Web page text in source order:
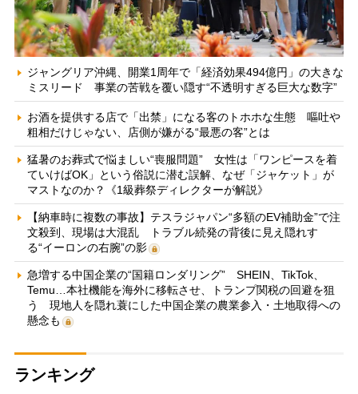
ジャングリア沖縄、開業1周年で「経済効果494億円」の大きな
ミスリード 事業の苦戦を覆い隠す“不透明すぎる巨大な数字”
お酒を提供する店で「出禁」になる客のトホホな生態 嘔吐や
粗相だけじゃない、店側が嫌がる“最悪の客”とは
猛暑のお葬式で悩ましい“喪服問題” 女性は「ワンピースを着
ていけばOK」という俗説に潜む誤解、なぜ「ジャケット」が
マストなのか？《1級葬祭ディレクターが解説》
【納車時に複数の事故】テスラジャパン“多額のEV補助金”で注
文殺到、現場は大混乱 トラブル続発の背後に見え隠れす
る“イーロンの右腕”の影
急増する中国企業の“国籍ロンダリング” SHEIN、TikTok、
Temu…本社機能を海外に移転させ、トランプ関税の回避を狙
う 現地人を隠れ蓑にした中国企業の農業参入・土地取得への
懸念も
ランキング